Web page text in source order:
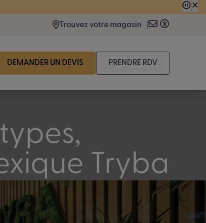
Trouvez votre magasin
DEMANDER UN DEVIS PRENDRE RDV
Tryba